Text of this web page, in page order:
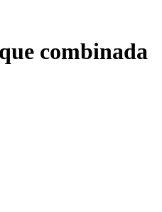
combinada